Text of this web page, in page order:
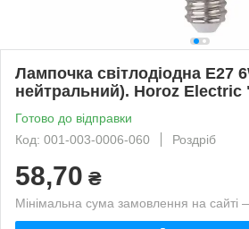
Лампочка світлодіодна E27
нейтральний). Horoz Electric
Готово до відправки
Код: 001-003-0006-060
Роздріб
58,70 ₴
Мінімальна сума замовлення на сайті